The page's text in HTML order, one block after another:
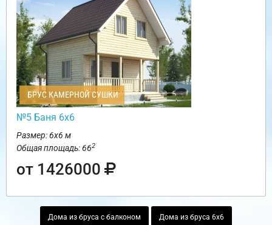
БРУС КАМЕРНОЙ СУШКИ
№5 Баня 6х6
Размер: 6х6 м
Общая площадь: 662
от 1426000
Дома из бруса с балконом Дома из бруса 6х6